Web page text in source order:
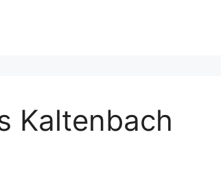
Kaltenbach